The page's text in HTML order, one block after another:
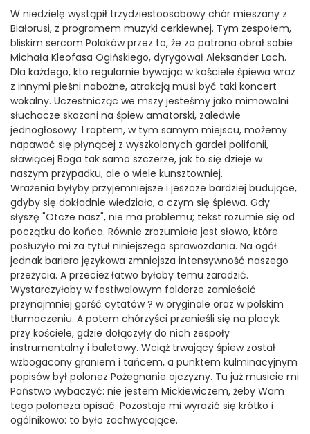
W niedzielę wystąpił trzydziestoosobowy chór mieszany z
Białorusi, z programem muzyki cerkiewnej. Tym zespołem,
bliskim sercom Polaków przez to, że za patrona obrał sobie
Michała Kleofasa Ogińskiego, dyrygował Aleksander Lach.
Dla każdego, kto regularnie bywając w kościele śpiewa wraz
z innymi pieśni nabożne, atrakcją musi być taki koncert
wokalny. Uczestnicząc we mszy jesteśmy jako mimowolni
słuchacze skazani na śpiew amatorski, zaledwie
jednogłosowy. I raptem, w tym samym miejscu, możemy
napawać się płynącej z wyszkolonych gardeł polifonii,
sławiącej Boga tak samo szczerze, jak to się dzieje w
naszym przypadku, ale o wiele kunsztowniej.
Wrażenia byłyby przyjemniejsze i jeszcze bardziej budujące,
gdyby się dokładnie wiedziało, o czym się śpiewa. Gdy
słyszę "Otcze nasz", nie ma problemu; tekst rozumie się od
początku do końca. Równie zrozumiałe jest słowo, które
posłużyło mi za tytuł niniejszego sprawozdania. Na ogół
jednak bariera językowa zmniejsza intensywność naszego
przeżycia. A przecież łatwo byłoby temu zaradzić.
Wystarczyłoby w festiwalowym folderze zamieścić
przynajmniej garść cytatów ? w oryginale oraz w polskim
tłumaczeniu. A potem chórzyści przenieśli się na placyk
przy kościele, gdzie dołączyły do nich zespoły
instrumentalny i baletowy. Wciąż trwający śpiew został
wzbogacony graniem i tańcem, a punktem kulminacyjnym
popisów był polonez Pożegnanie ojczyzny. Tu już musicie mi
Państwo wybaczyć: nie jestem Mickiewiczem, żeby Wam
tego poloneza opisać. Pozostaje mi wyrazić się krótko i
ogólnikowo: to było zachwycające.